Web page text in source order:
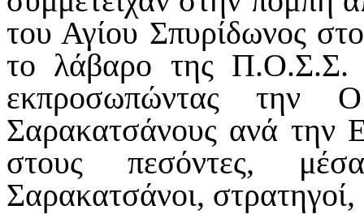
του Αγίου Σπυρίδωνος
το λάβαρο της Π.Ο.Σ.Σ.
εκπροσωπώντας την
Σαρακατσάνους ανά την
στους πεσόντες,
Σαρακατσάνοι, στρατηγοί,